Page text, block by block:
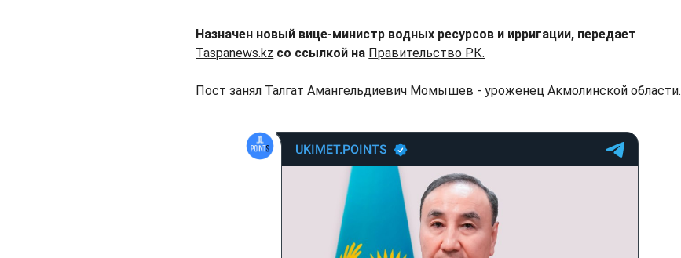
Назначен новый вице-министр водных ресурсов и ирригации, передает
Taspanews.kz со ссылкой на Правительство РК.
Пост занял Талгат Амангельдиевич Момышев - уроженец Акмолинской области.